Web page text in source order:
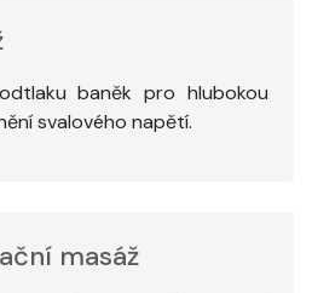
baněk pro hlubokou
svalového napětí.
masáž